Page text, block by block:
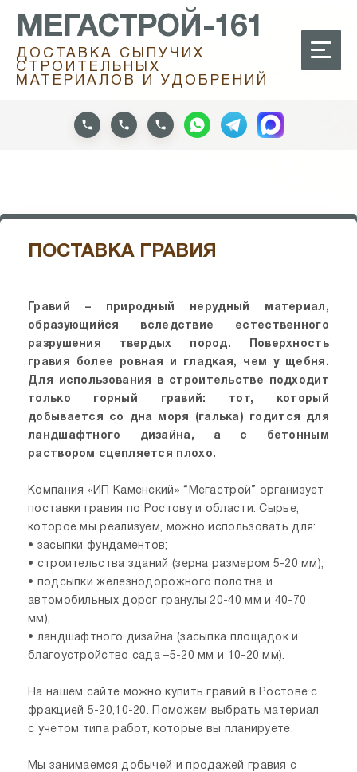
МЕГАСТРОЙ-161
ДОСТАВКА СЫПУЧИХ
СТРОИТЕЛЬНЫХ
МАТЕРИАЛОВ И УДОБРЕНИЙ
ПОСТАВКА ГРАВИЯ
Гравий – природный нерудный материал,
образующийся вследствие естественного
разрушения твердых пород. Поверхность
гравия более ровная и гладкая, чем у щебня.
Для использования в строительстве подходит
только горный гравий: тот, который
добывается со дна моря (галька) годится для
ландшафтного дизайна, а с бетонным
раствором сцепляется плохо.
Компания «ИП Каменский» “Мегастрой” организует
поставки гравия по Ростову и области. Сырье,
которое мы реализуем, можно использовать для:
• засыпки фундаментов;
• строительства зданий (зерна размером 5-20 мм);
• подсыпки железнодорожного полотна и
автомобильных дорог гранулы 20-40 мм и 40-70
мм);
• ландшафтного дизайна (засыпка площадок и
благоустройство сада –5-20 мм и 10-20 мм).
На нашем сайте можно купить гравий в Ростове с
фракцией 5-20,10-20. Поможем выбрать материал
с учетом типа работ, которые вы планируете.
Мы занимаемся добычей и продажей гравия с